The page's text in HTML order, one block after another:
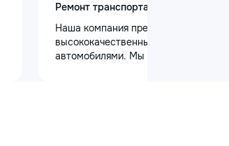
Ремонт транспорта
Наша компания предлагает
высококачественный уход за
автомобилями. Мы предоставляем